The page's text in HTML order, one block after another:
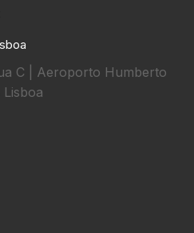
C | Aeroporto Humberto